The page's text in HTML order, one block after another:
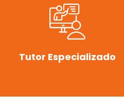
Tutor Especializado